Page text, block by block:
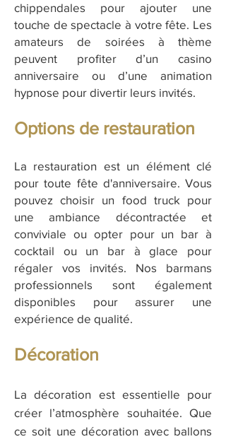
chippendales pour ajouter une
touche de spectacle à votre fête. Les
amateurs de soirées à thème
peuvent profiter d’un casino
anniversaire ou d’une animation
hypnose pour divertir leurs invités.
Options de restauration
La restauration est un élément clé
pour toute fête d'anniversaire. Vous
pouvez choisir un food truck pour
une ambiance décontractée et
conviviale ou opter pour un bar à
cocktail ou un bar à glace pour
régaler vos invités. Nos barmans
professionnels sont également
disponibles pour assurer une
expérience de qualité.
Décoration
La décoration est essentielle pour
créer l’atmosphère souhaitée. Que
ce soit une décoration avec ballons